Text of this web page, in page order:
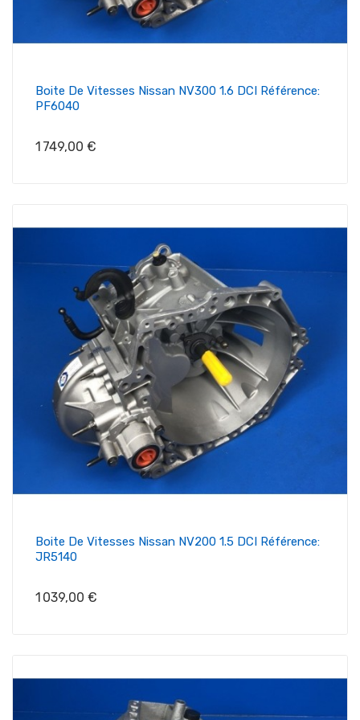
Boite De Vitesses Nissan NV300 1.6 DCI Référence:
PF6040
Prix
1 749,00 €
Boite De Vitesses Nissan NV200 1.5 DCI Référence:
JR5140
Prix
1 039,00 €